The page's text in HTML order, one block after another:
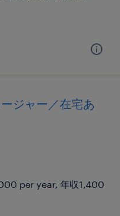
ジャー／在宅あ
per year, 年収1,400